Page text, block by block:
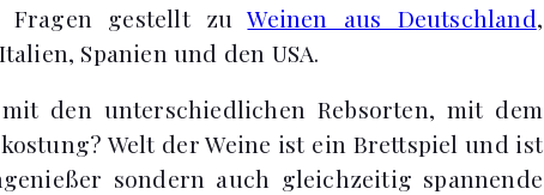
Fragen gestellt zuWeinen aus Deutschland,
Spanien und den USA.
den unterschiedlichen Rebsorten, mit dem
Welt der Weine ist ein Brettspiel und ist
sondern auch gleichzeitig spannende